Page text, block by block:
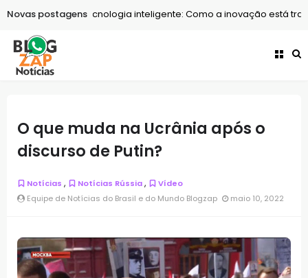
Tecnologia Tecnologia inteligente: Como a inovação está
Novas postagens
O que muda na Ucrânia após o
discurso de Putin?
Notícias , Notícias Rússia,
Vídeo
Equipe de Notícias do Brasil e do Mundo Blogzap
maio 10, 2022